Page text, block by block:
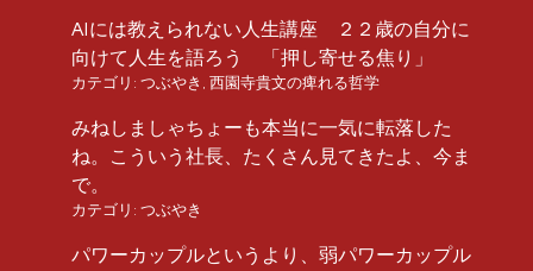
AIには教えられない人生講座 ２２歳の自分に
向けて人生を語ろう 「押し寄せる焦り」
カテゴリ: つぶやき , 西園寺貴文の痺れる哲学
みねしましゃちょーも本当に一気に転落した
ね。こういう社長、たくさん見てきたよ、今ま
で。
カテゴリ: つぶやき
パワーカップルというより、弱パワーカップル